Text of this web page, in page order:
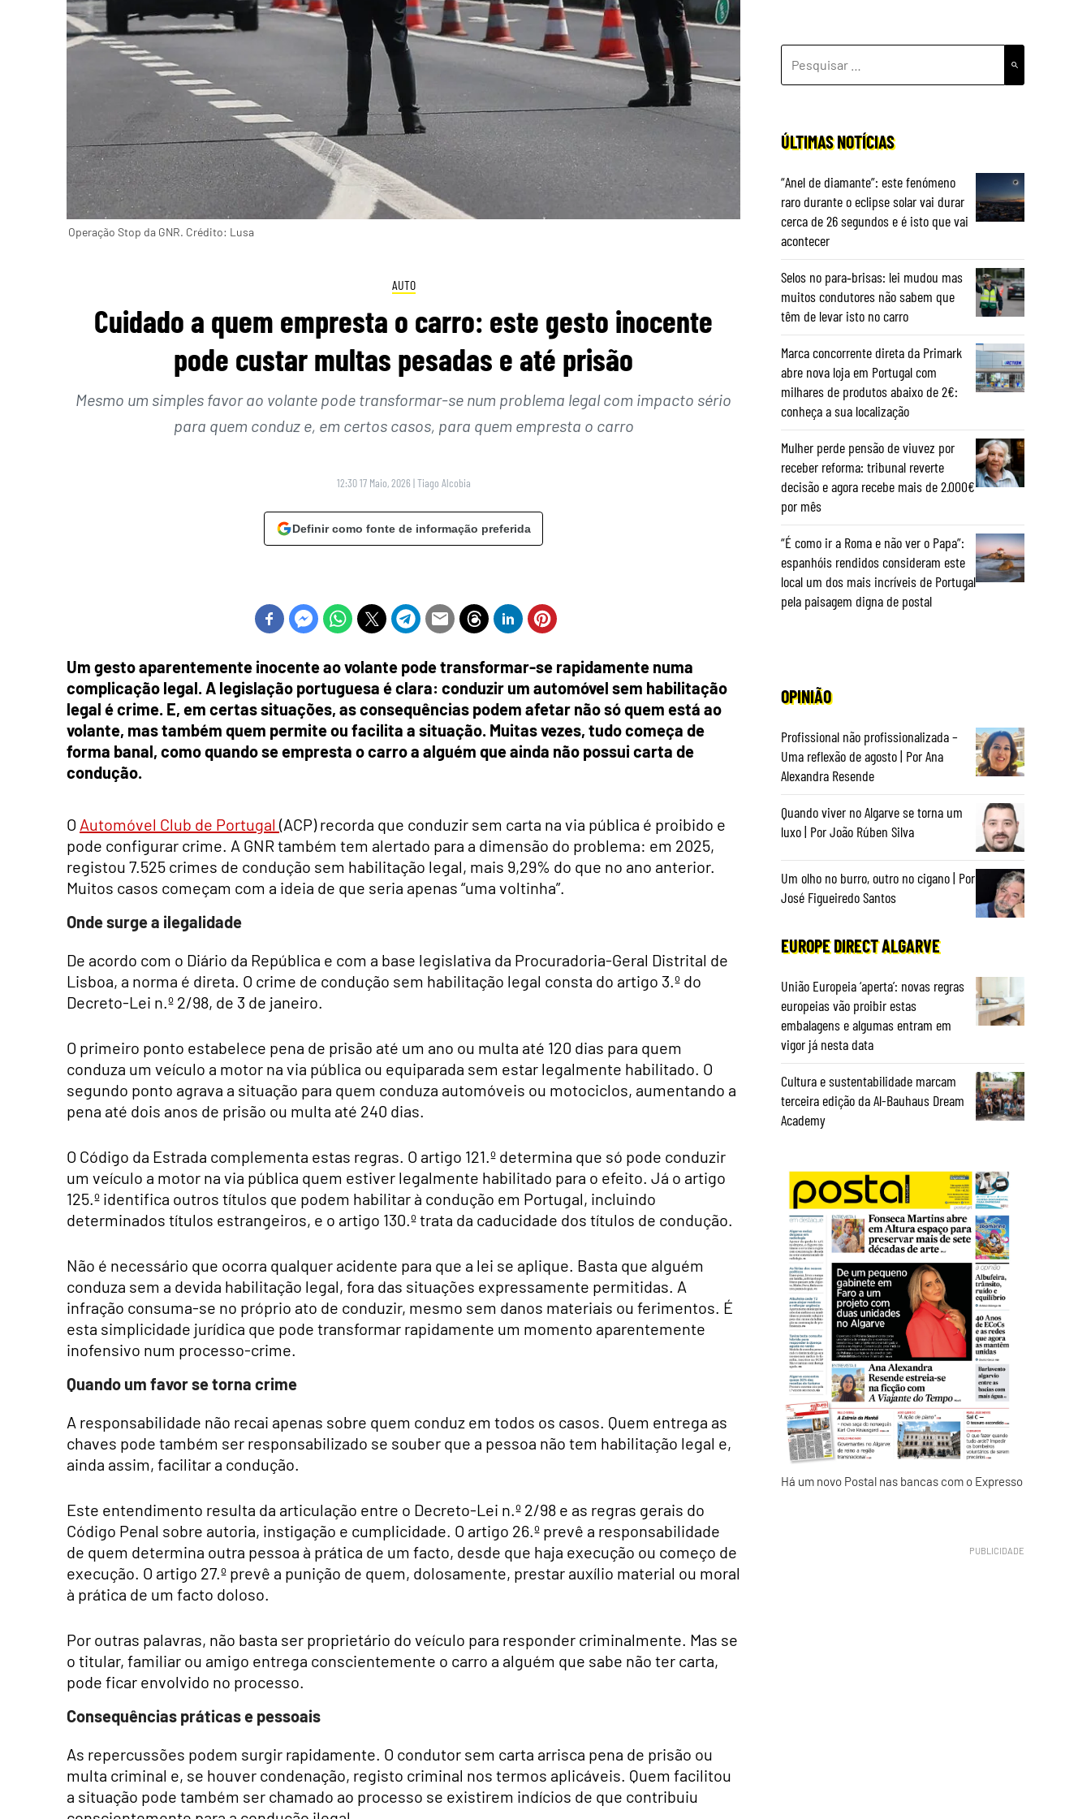
Operação Stop da GNR. Crédito: Lusa
AUTO
Cuidado a quem empresta o carro: este gesto inocente
pode custar multas pesadas e até prisão
Mesmo um simples favor ao volante pode transformar-se num problema legal com impacto sério
para quem conduz e, em certos casos, para quem empresta o carro
12:30 17 Maio, 2026 |Tiago Alcobia
Definir como fonte de informação preferida
Um gesto aparentemente inocente ao volante pode transformar-se rapidamente numa
complicação legal. A legislação portuguesa é clara: conduzir um automóvel sem habilitação
legal é crime. E, em certas situações, as consequências podem afetar não só quem está ao
volante, mas também quem permite ou facilita a situação. Muitas vezes, tudo começa de
forma banal, como quando se empresta o carro a alguém que ainda não possui carta de
condução.
O Automóvel Club de Portugal (ACP) recorda que conduzir sem carta na via pública é proibido e
pode configurar crime. A GNR também tem alertado para a dimensão do problema: em 2025,
registou 7.525 crimes de condução sem habilitação legal, mais 9,29% do que no ano anterior.
Muitos casos começam com a ideia de que seria apenas “uma voltinha”.
Onde surge a ilegalidade
De acordo com o Diário da República e com a base legislativa da Procuradoria-Geral Distrital de
Lisboa, a norma é direta. O crime de condução sem habilitação legal consta do artigo 3.º do
Decreto-Lei n.º 2/98, de 3 de janeiro.
O primeiro ponto estabelece pena de prisão até um ano ou multa até 120 dias para quem
conduza um veículo a motor na via pública ou equiparada sem estar legalmente habilitado. O
segundo ponto agrava a situação para quem conduza automóveis ou motociclos, aumentando a
pena até dois anos de prisão ou multa até 240 dias.
O Código da Estrada complementa estas regras. O artigo 121.º determina que só pode conduzir
um veículo a motor na via pública quem estiver legalmente habilitado para o efeito. Já o artigo
125.º identifica outros títulos que podem habilitar à condução em Portugal, incluindo
determinados títulos estrangeiros, e o artigo 130.º trata da caducidade dos títulos de condução.
Não é necessário que ocorra qualquer acidente para que a lei se aplique. Basta que alguém
conduza sem a devida habilitação legal, fora das situações expressamente permitidas. A
infração consuma-se no próprio ato de conduzir, mesmo sem danos materiais ou ferimentos. É
esta simplicidade jurídica que pode transformar rapidamente um momento aparentemente
inofensivo num processo-crime.
Quando um favor se torna crime
A responsabilidade não recai apenas sobre quem conduz em todos os casos. Quem entrega as
chaves pode também ser responsabilizado se souber que a pessoa não tem habilitação legal e,
ainda assim, facilitar a condução.
Este entendimento resulta da articulação entre o Decreto-Lei n.º 2/98 e as regras gerais do
Código Penal sobre autoria, instigação e cumplicidade. O artigo 26.º prevê a responsabilidade
de quem determina outra pessoa à prática de um facto, desde que haja execução ou começo de
execução. O artigo 27.º prevê a punição de quem, dolosamente, prestar auxílio material ou moral
à prática de um facto doloso.
Por outras palavras, não basta ser proprietário do veículo para responder criminalmente. Mas se
o titular, familiar ou amigo entrega conscientemente o carro a alguém que sabe não ter carta,
pode ficar envolvido no processo.
Consequências práticas e pessoais
As repercussões podem surgir rapidamente. O condutor sem carta arrisca pena de prisão ou
multa criminal e, se houver condenação, registo criminal nos termos aplicáveis. Quem facilitou
a situação pode também ser chamado ao processo se existirem indícios de que contribuiu
POR:
ÚLTIMAS NOTÍCIAS
“Anel de diamante”: este fenómeno
raro durante o eclipse solar vai durar
cerca de 26 segundos e é isto que vai
acontecer
Selos no para‑brisas: lei mudou mas
muitos condutores não sabem que
têm de levar isto no carro
Marca concorrente direta da Primark
abre nova loja em Portugal com
milhares de produtos abaixo de 2€:
conheça a sua localização
Mulher perde pensão de viuvez por
receber reforma: tribunal reverte
decisão e agora recebe mais de 2.000€
por mês
“É como ir a Roma e não ver o Papa”:
espanhóis rendidos consideram este
local um dos mais incríveis de Portugal
pela paisagem digna de postal
OPINIÃO
Profissional não profissionalizada –
Uma reflexão de agosto | Por Ana
Alexandra Resende
Quando viver no Algarve se torna um
luxo | Por João Rúben Silva
Um olho no burro, outro no cigano | Por
José Figueiredo Santos
EUROPE DIRECT ALGARVE
União Europeia ‘aperta’: novas regras
europeias vão proibir estas
embalagens e algumas entram em
vigor já nesta data
Cultura e sustentabilidade marcam
terceira edição da Al-Bauhaus Dream
Academy
Há um novo Postal nas bancas com o Expresso